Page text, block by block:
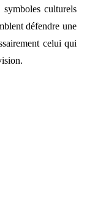
symboles culturels
défendre une
celui qui